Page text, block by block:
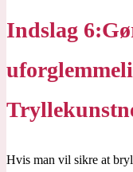
Indslag
Hvis man vil sikre at